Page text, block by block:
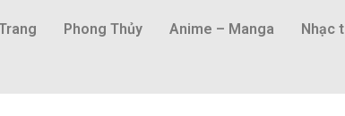
Phong Thủy Anime – Manga Nhạc